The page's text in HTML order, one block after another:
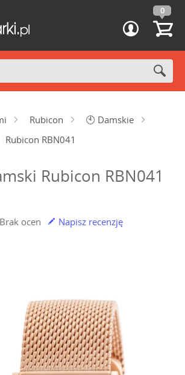
0
Rubicon 🕙 Damskie
Rubicon RBN041
Rubicon RBN041
Brak ocen Napisz recenzję